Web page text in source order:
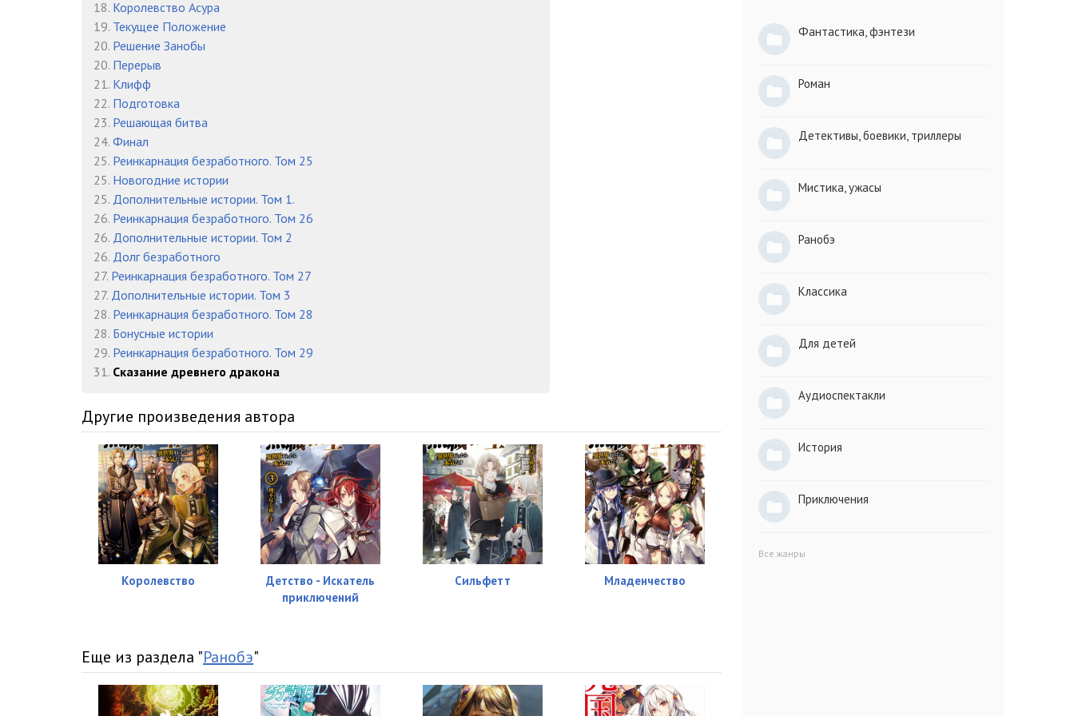
18. Королевство Асура
19. Текущее Положение
20. Решение Занобы
20. Перерыв
21. Клифф
22. Подготовка
23. Решающая битва
24. Финал
25. Реинкарнация безработного. Том 25
25. Новогодние истории
25. Дополнительные истории. Том 1.
26. Реинкарнация безработного. Том 26
26. Дополнительные истории. Том 2
26. Долг безработного
27. Реинкарнация безработного. Том 27
27. Дополнительные истории. Том 3
28. Реинкарнация безработного. Том 28
28. Бонусные истории
29. Реинкарнация безработного. Том 29
31. Сказание древнего дракона
Другие произведения автора
Королевство
Детство - Искатель
приключений
Сильфетт Младенчество
Еще из раздела "Ранобэ"
Фантастика, фэнтези
Роман
Детективы, боевики, триллеры
Мистика, ужасы
Ранобэ
Классика
Для детей
Аудиоспектакли
История
Приключения
Все жанры